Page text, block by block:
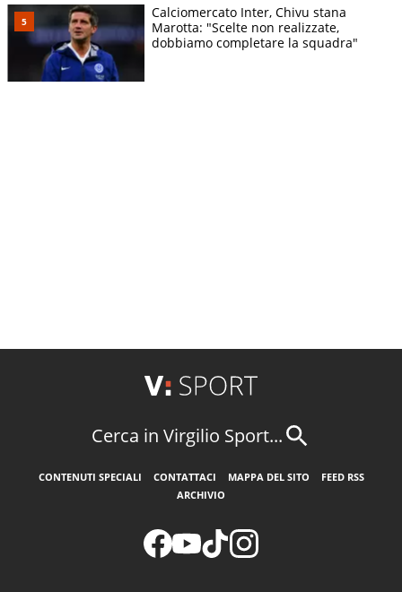
Calciomercato Inter, Chivu stana
Marotta: "Scelte non realizzate,
dobbiamo completare la squadra"
Cerca in Virgilio Sport...
CONTENUTI SPECIALI CONTATTACI MAPPA DEL SITO
FEED RSS
ARCHIVIO